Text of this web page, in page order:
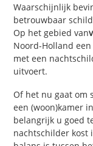
Waarschijnlijk
betrouwbaar
Op het gebied van
Noord-Holland
met een
uitvoert.
Of het nu gaat om
een (woon)kamer
belangrijk u goed
nachtschilder kost